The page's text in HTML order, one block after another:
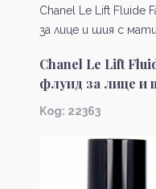
Chanel Le Lift Fluide
за лице и шия с
Chanel Le Lift
флуид за лице и
Kод: 22363